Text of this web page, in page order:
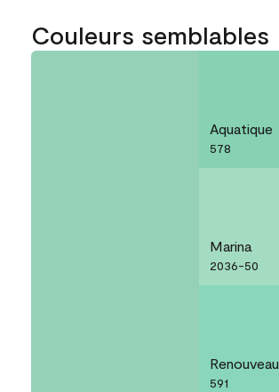
Couleurs semblables
Aquatique
578
Marina
2036-50
Renouveau
591